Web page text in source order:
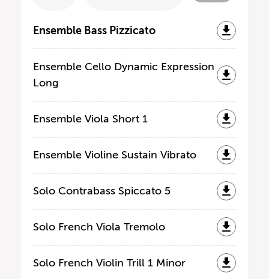
Ensemble Bass Pizzicato
Ensemble Cello Dynamic Expression
Long
Ensemble Viola Short 1
Ensemble Violine Sustain Vibrato
Solo Contrabass Spiccato 5
Solo French Viola Tremolo
Solo French Violin Trill 1 Minor